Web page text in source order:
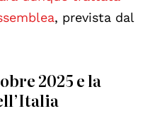
, prevista dal
2025 e la